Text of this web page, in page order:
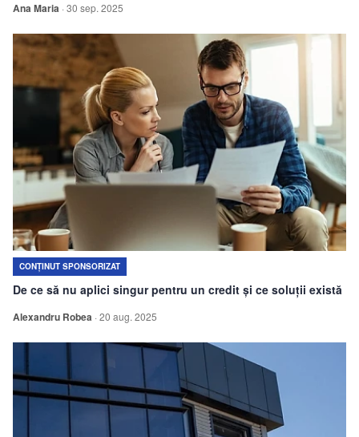
Ana Maria · 30 sep. 2025
CONȚINUT SPONSORIZAT
De ce să nu aplici singur pentru un credit și ce soluții există
Alexandru Robea · 20 aug. 2025